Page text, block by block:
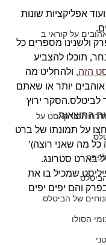
על קוראי ב
הפודקאסט על
של הביטלס
הסולו
אפליקציות שונות
ולשנינו מספרים כל
תוכלו להצביע
הזה, ולהחליט מה
יותר או שאתם
ירוץ
התוצאות.
על תמונתו של ברט
כל מה שאני רוצה)’
בארט סטרונג.
שמכיל בו את
והם יפים יפים